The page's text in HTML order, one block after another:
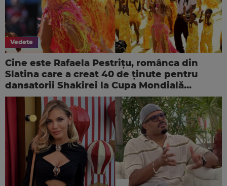
Vedete
Cine este Rafaela Pestrițu, românca din
Slatina care a creat 40 de ținute pentru
dansatorii Shakirei la Cupa Mondială...